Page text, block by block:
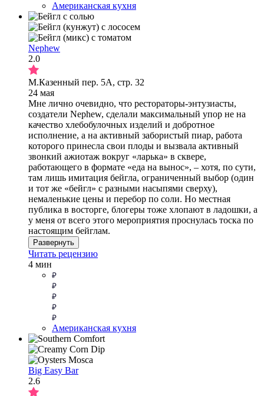
Американская кухня
Nephew
2.0
М.Казенный пер. 5А, стр. 32
24 мая
Мне лично очевидно, что рестораторы-энтузиасты,
создатели Nephew, сделали максимальный упор не на
качество хлебобулочных изделий и добротное
исполнение, а на активный забористый пиар, работа
которого принесла свои плоды и вызвала активный
звонкий ажиотаж вокруг «ларька» в сквере,
работающего в формате «еда на вынос», – хотя, по сути,
там лишь имитация бейгла, ограниченный выбор (один
и тот же «бейгл» с разными насыпями сверху),
немаленькие цены и перебор по соли. Но местная
публика в восторге, блогеры тоже хлопают в ладошки, а
у меня от всего этого мероприятия проснулась тоска по
настоящим бейглам.
Развернуть
Читать рецензию
4 мин
Американская кухня
Big Easy Bar
2.6